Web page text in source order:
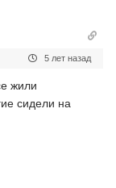
5 лет назад
жили
сидели на